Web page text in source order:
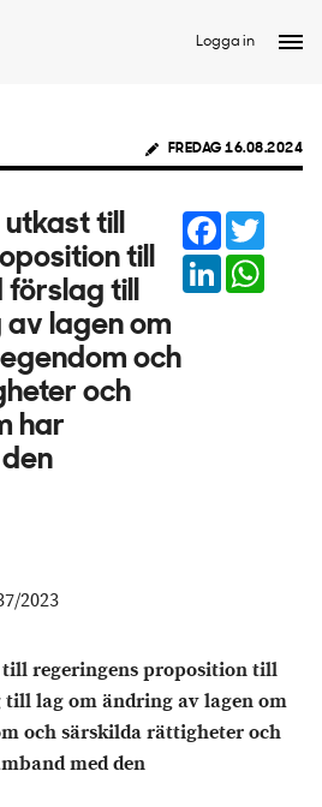
Logga in
FREDAG 16.08.2024
utkast till
till
förslag till
lagen om
och
och
har
Facebook
LinkedIn
2023
regeringens proposition till
till lag om ändring av lagen om
och särskilda rättigheter och
med den